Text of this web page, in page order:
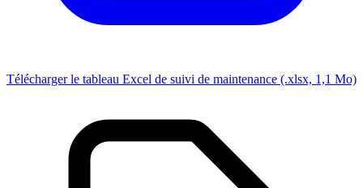
Télécharger le tableau Excel de suivi de maintenance (.xlsx, 1,1 Mo)